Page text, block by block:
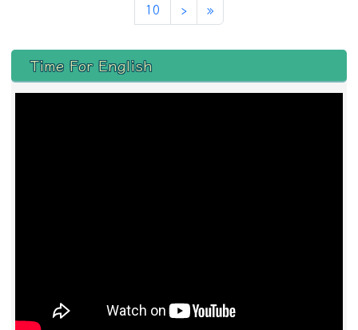
10 ›下一頁
»最後頁
左邊區域內容
Time For English